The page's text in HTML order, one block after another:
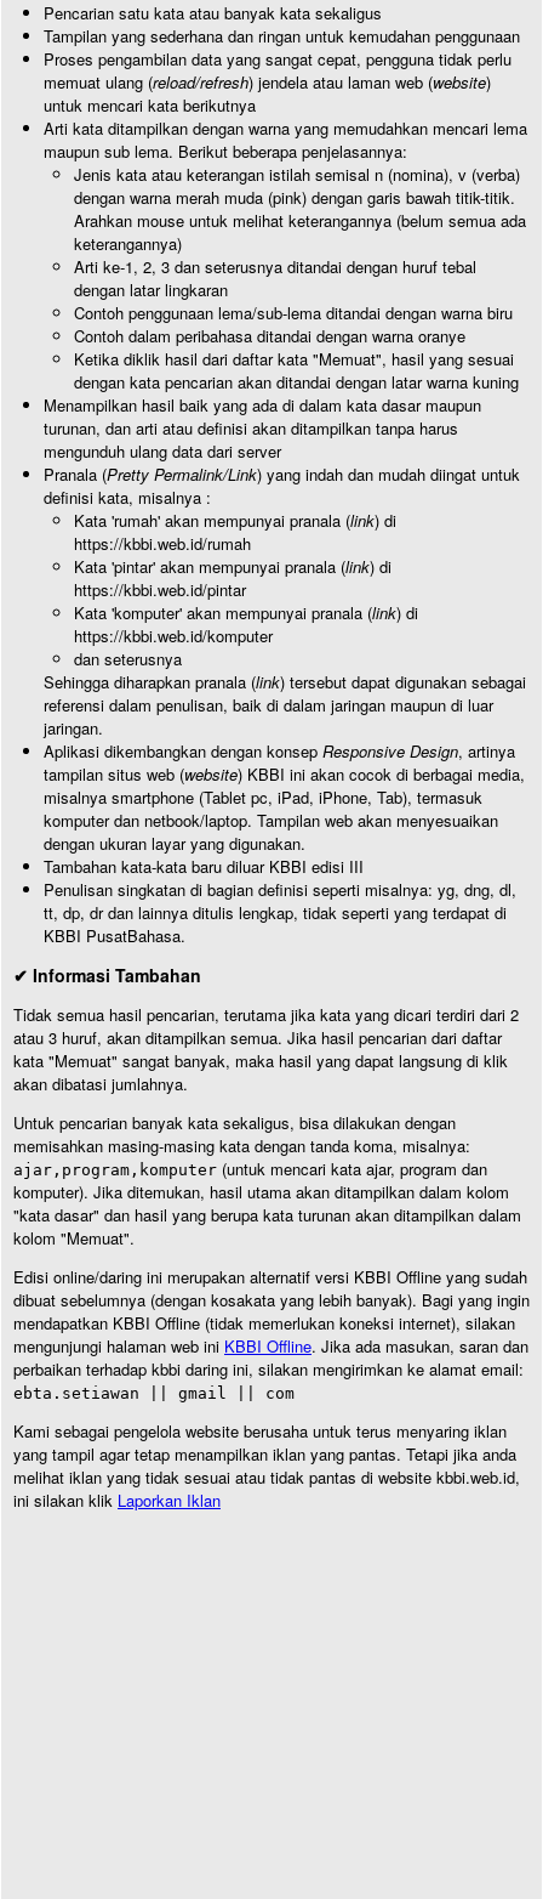
Pencarian satu kata atau banyak kata sekaligus
Tampilan yang sederhana dan ringan untuk kemudahan penggunaan
Proses pengambilan data yang sangat cepat, pengguna tidak perlu
memuat ulang (reload/refresh) jendela atau laman web (website)
untuk mencari kata berikutnya
Arti kata ditampilkan dengan warna yang memudahkan mencari lema
maupun sub lema. Berikut beberapa penjelasannya:
Jenis kata atau keterangan istilah semisal n (nomina), v (verba)
dengan warna merah muda (pink) dengan garis bawah titik-titik.
Arahkan mouse untuk melihat keterangannya (belum semua ada
keterangannya)
Arti ke-1, 2, 3 dan seterusnya ditandai dengan huruf tebal
dengan latar lingkaran
Contoh penggunaan lema/sub-lema ditandai dengan warna biru
Contoh dalam peribahasa ditandai dengan warna oranye
Ketika diklik hasil dari daftar kata "Memuat", hasil yang sesuai
dengan kata pencarian akan ditandai dengan latar warna kuning
Menampilkan hasil baik yang ada di dalam kata dasar maupun
turunan, dan arti atau definisi akan ditampilkan tanpa harus
mengunduh ulang data dari server
Pranala (Pretty Permalink/Link) yang indah dan mudah diingat untuk
definisi kata, misalnya :
Kata 'rumah' akan mempunyai pranala (link) di
https://kbbi.web.id/rumah
Kata 'pintar' akan mempunyai pranala (link) di
https://kbbi.web.id/pintar
Kata 'komputer' akan mempunyai pranala (link) di
https://kbbi.web.id/komputer
dan seterusnya
Sehingga diharapkan pranala (link) tersebut dapat digunakan sebagai
referensi dalam penulisan, baik di dalam jaringan maupun di luar
jaringan.
Aplikasi dikembangkan dengan konsep Responsive Design, artinya
tampilan situs web (website) KBBI ini akan cocok di berbagai media,
misalnya smartphone (Tablet pc, iPad, iPhone, Tab), termasuk
komputer dan netbook/laptop. Tampilan web akan menyesuaikan
dengan ukuran layar yang digunakan.
Tambahan kata-kata baru diluar KBBI edisi III
Penulisan singkatan di bagian definisi seperti misalnya: yg, dng, dl,
tt, dp, dr dan lainnya ditulis lengkap, tidak seperti yang terdapat di
KBBI PusatBahasa.
✔ Informasi Tambahan
Tidak semua hasil pencarian, terutama jika kata yang dicari terdiri dari 2
atau 3 huruf, akan ditampilkan semua. Jika hasil pencarian dari daftar
kata "Memuat" sangat banyak, maka hasil yang dapat langsung di klik
akan dibatasi jumlahnya.
Untuk pencarian banyak kata sekaligus, bisa dilakukan dengan
memisahkan masing-masing kata dengan tanda koma, misalnya:
ajar,program,komputer (untuk mencari kata ajar, program dan
komputer). Jika ditemukan, hasil utama akan ditampilkan dalam kolom
"kata dasar" dan hasil yang berupa kata turunan akan ditampilkan dalam
kolom "Memuat".
Edisi online/daring ini merupakan alternatif versi KBBI Offline yang sudah
dibuat sebelumnya (dengan kosakata yang lebih banyak). Bagi yang ingin
mendapatkan KBBI Offline (tidak memerlukan koneksi internet), silakan
mengunjungi halaman web ini KBBI Offline. Jika ada masukan, saran dan
perbaikan terhadap kbbi daring ini, silakan mengirimkan ke alamat email:
ebta.setiawan || gmail || com
Kami sebagai pengelola website berusaha untuk terus menyaring iklan
yang tampil agar tetap menampilkan iklan yang pantas. Tetapi jika anda
melihat iklan yang tidak sesuai atau tidak pantas di website kbbi.web.id,
ini silakan klik Laporkan Iklan